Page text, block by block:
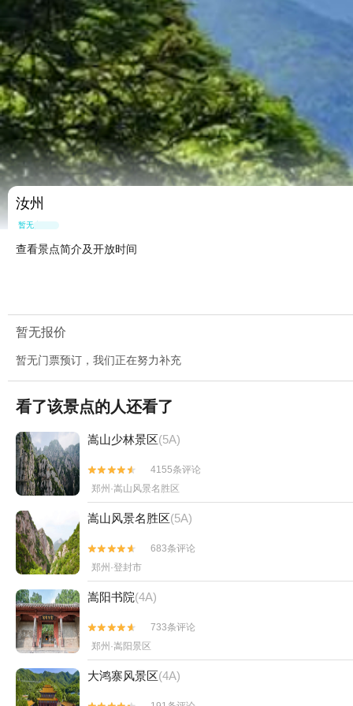
汝州
暂无点评
查看景点简介及开放时间
暂无报价
暂无门票预订，我们正在努力补充
看了该景点的人还看了
嵩山少林景区(5A)


4155条评论
郑州·嵩山风景名胜区
嵩山风景名胜区(5A)


683条评论
郑州·登封市
嵩阳书院(4A)


733条评论
郑州·嵩阳景区
大鸿寨风景区(4A)